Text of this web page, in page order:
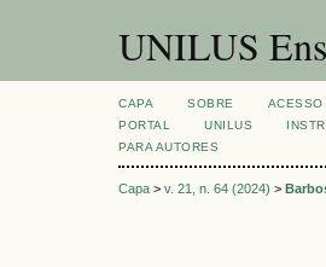
UNILUS
CAPA SOBRE ACESSO
PORTAL
UNILUS
PARA AUTORES
Capa > v. 21, n. 64 (2024) >